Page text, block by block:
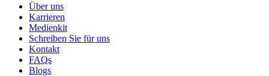
Über uns
Karrieren
Medienkit
Schreiben Sie für uns
Kontakt
FAQs
Blogs